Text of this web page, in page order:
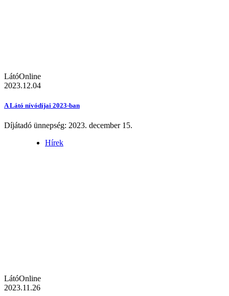
LátóOnline
2023.12.04
A Látó nívódíjai 2023-ban
Díjátadó ünnepség: 2023. december 15.
Hírek
LátóOnline
2023.11.26